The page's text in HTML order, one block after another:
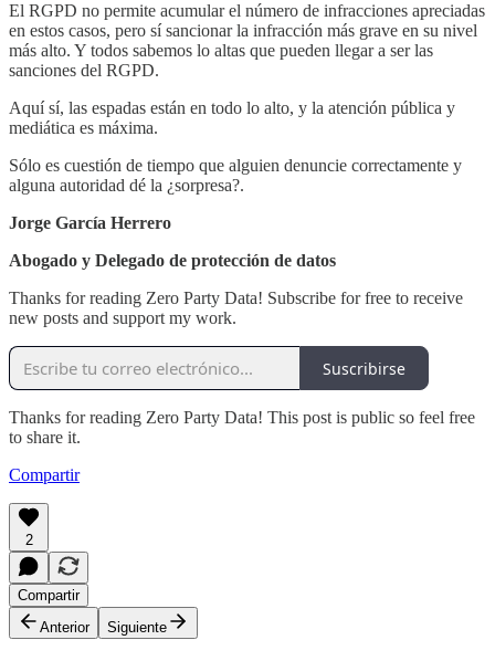
El RGPD no permite acumular el número de infracciones apreciadas
en estos casos, pero sí sancionar la infracción más grave en su nivel
más alto. Y todos sabemos lo altas que pueden llegar a ser las
sanciones del RGPD.
Aquí sí, las espadas están en todo lo alto, y la atención pública y
mediática es máxima.
Sólo es cuestión de tiempo que alguien denuncie correctamente y
alguna autoridad dé la ¿sorpresa?.
Jorge García Herrero
Abogado y Delegado de protección de datos
Thanks for reading Zero Party Data! Subscribe for free to receive
new posts and support my work.
Suscribirse
Thanks for reading Zero Party Data! This post is public so feel free
to share it.
Compartir
2
Compartir
Anterior
Siguiente